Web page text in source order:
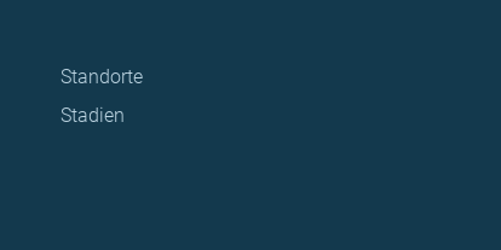
Standorte
Stadien